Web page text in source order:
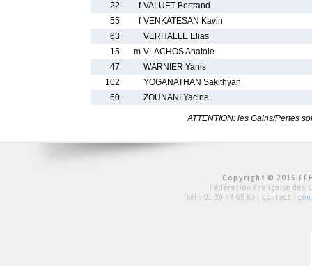
22
f VALUET Bertrand
55
f VENKATESAN Kavin
63
VERHALLE Elias
15
m VLACHOS Anatole
47
WARNIER Yanis
102
YOGANATHAN Sakithyan
60
ZOUNANI Yacine
ATTENTION: les Gains/Pertes
Copyright © 2015
Fédération Française des
tél : 01 39 44 65 80 | contact :